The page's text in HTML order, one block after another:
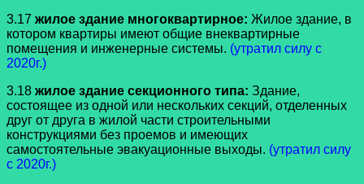
3.17 жилое здание многоквартирное: Жилое здание, в
котором квартиры имеют общие внеквартирные
помещения и инженерные системы. (утратил силу с
2020г.)
3.18 жилое здание секционного типа: Здание,
состоящее из одной или нескольких секций, отделенных
друг от друга в жилой части строительными
конструкциями без проемов и имеющих
самостоятельные эвакуационные выходы. (утратил силу
с 2020г.)